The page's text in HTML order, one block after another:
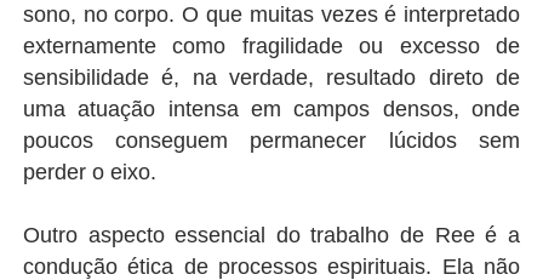
sono, no corpo. O que muitas vezes é interpretado
externamente como fragilidade ou excesso de
sensibilidade é, na verdade, resultado direto de
uma atuação intensa em campos densos, onde
poucos conseguem permanecer lúcidos sem
perder o eixo.
Outro aspecto essencial do trabalho de Ree é a
condução ética de processos espirituais. Ela não